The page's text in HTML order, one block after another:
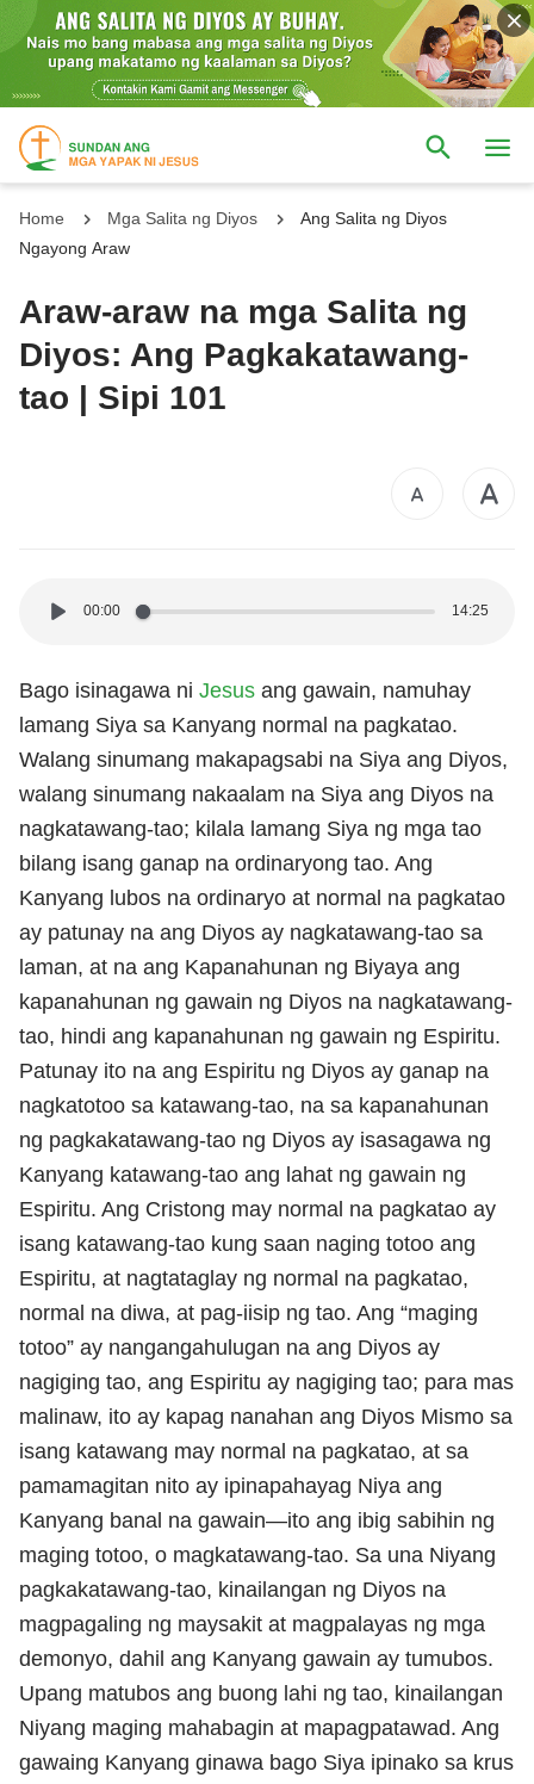
Home Mga Salita ng Diyos
Ang Salita ng Diyos
Ngayong Araw
Araw-araw na mga Salita ng
Diyos: Ang Pagkakatawang-
tao | Sipi 101
00:00 14:25
Bago isinagawa ni Jesus ang gawain, namuhay
lamang Siya sa Kanyang normal na pagkatao.
Walang sinumang makapagsabi na Siya ang Diyos,
walang sinumang nakaalam na Siya ang Diyos na
nagkatawang-tao; kilala lamang Siya ng mga tao
bilang isang ganap na ordinaryong tao. Ang
Kanyang lubos na ordinaryo at normal na pagkatao
ay patunay na ang Diyos ay nagkatawang-tao sa
laman, at na ang Kapanahunan ng Biyaya ang
kapanahunan ng gawain ng Diyos na nagkatawang-
tao, hindi ang kapanahunan ng gawain ng Espiritu.
Patunay ito na ang Espiritu ng Diyos ay ganap na
nagkatotoo sa katawang-tao, na sa kapanahunan
ng pagkakatawang-tao ng Diyos ay isasagawa ng
Kanyang katawang-tao ang lahat ng gawain ng
Espiritu. Ang Cristong may normal na pagkatao ay
isang katawang-tao kung saan naging totoo ang
Espiritu, at nagtataglay ng normal na pagkatao,
normal na diwa, at pag-iisip ng tao. Ang “maging
totoo” ay nangangahulugan na ang Diyos ay
nagiging tao, ang Espiritu ay nagiging tao; para mas
malinaw, ito ay kapag nanahan ang Diyos Mismo sa
isang katawang may normal na pagkatao, at sa
pamamagitan nito ay ipinapahayag Niya ang
Kanyang banal na gawain—ito ang ibig sabihin ng
maging totoo, o magkatawang-tao. Sa una Niyang
pagkakatawang-tao, kinailangan ng Diyos na
magpagaling ng maysakit at magpalayas ng mga
demonyo, dahil ang Kanyang gawain ay tumubos.
Upang matubos ang buong lahi ng tao, kinailangan
Niyang maging mahabagin at mapagpatawad. Ang
gawaing Kanyang ginawa bago Siya ipinako sa krus